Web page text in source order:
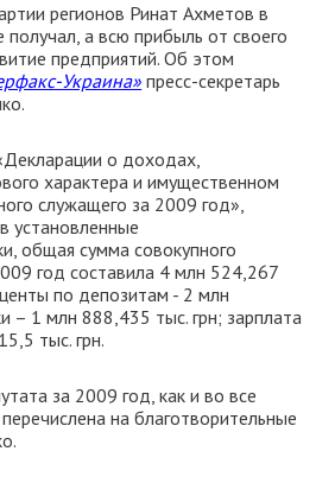
регионов Ринат Ахметов в
а всю прибыль от своего
предприятий. Об этом
Украина»пресс-секретарь
о доходах,
характера и имущественном
служащего за 2009 год»,
установленные
общая сумма совокупного
год составила 4 млн 524,267
по депозитам - 2 млн
– 1 млн 888,435 тыс. грн; зарплата
тыс. грн.
за 2009 год, как и во все
на благотворительные